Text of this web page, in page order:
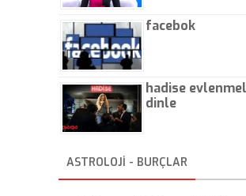
facebok
hadise
dinle
ASTROLOJİ - BURÇLAR